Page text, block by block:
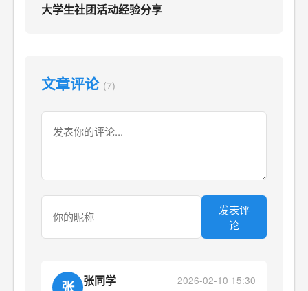
大学生社团活动经验分享
文章评论 (7)
发表评
论
张 张同学 2026-02-10 15:30